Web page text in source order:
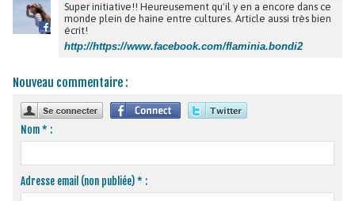
Super initiative!! Heureusement qu'il y en a encore dans ce
monde plein de haine entre cultures. Article aussi très bien
écrit!
http://https://www.facebook.com/flaminia.bondi2
Nouveau commentaire :
Nom * :
Adresse email (non publiée) * :